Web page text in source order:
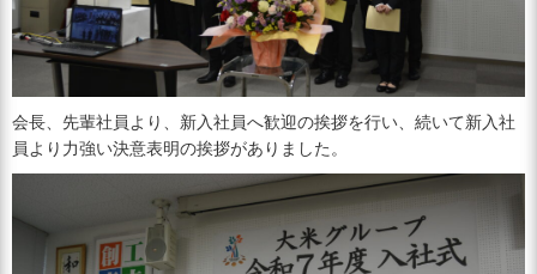
会長、先輩社員より、新入社員へ歓迎の挨拶を行い、続いて新入社
員より力強い決意表明の挨拶がありました。